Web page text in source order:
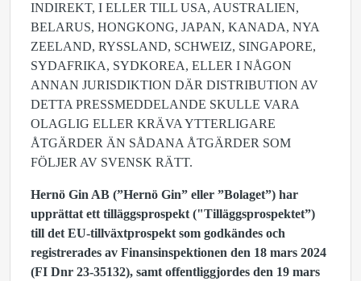
INDIREKT, I ELLER TILL USA, AUSTRALIEN,
BELARUS, HONGKONG, JAPAN, KANADA, NYA
ZEELAND, RYSSLAND, SCHWEIZ, SINGAPORE,
SYDAFRIKA, SYDKOREA, ELLER I NÅGON
ANNAN JURISDIKTION DÄR DISTRIBUTION AV
DETTA PRESSMEDDELANDE SKULLE VARA
OLAGLIG ELLER KRÄVA YTTERLIGARE
ÅTGÄRDER ÄN SÅDANA ÅTGÄRDER SOM
FÖLJER AV SVENSK RÄTT.
Hernö Gin AB (”Hernö Gin” eller ”Bolaget”) har
upprättat ett tilläggsprospekt ("Tilläggsprospektet”)
till det EU-tillväxtprospekt som godkändes och
registrerades av Finansinspektionen den 18 mars 2024
(FI Dnr 23-35132), samt offentliggjordes den 19 mars